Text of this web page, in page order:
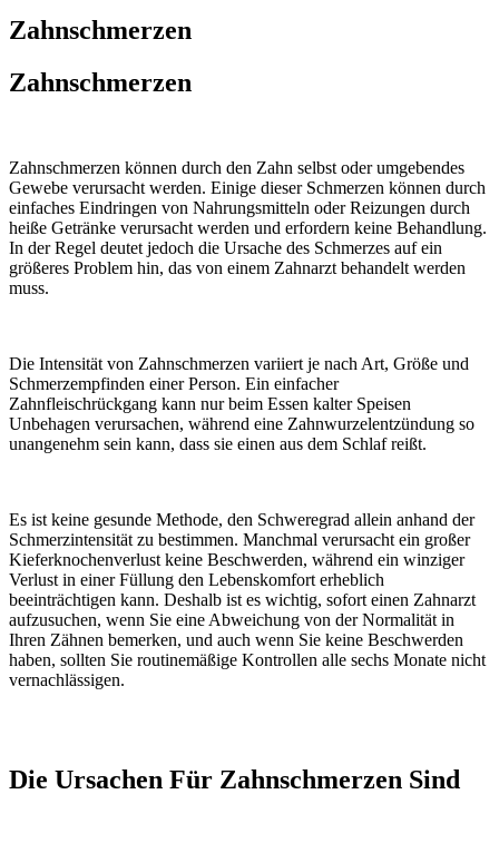
Zahnschmerzen
Zahnschmerzen
Zahnschmerzen können durch den Zahn selbst oder umgebendes
Gewebe verursacht werden. Einige dieser Schmerzen können durch
einfaches Eindringen von Nahrungsmitteln oder Reizungen durch
heiße Getränke verursacht werden und erfordern keine Behandlung.
In der Regel deutet jedoch die Ursache des Schmerzes auf ein
größeres Problem hin, das von einem Zahnarzt behandelt werden
muss.
Die Intensität von Zahnschmerzen variiert je nach Art, Größe und
Schmerzempfinden einer Person. Ein einfacher
Zahnfleischrückgang kann nur beim Essen kalter Speisen
Unbehagen verursachen, während eine Zahnwurzelentzündung so
unangenehm sein kann, dass sie einen aus dem Schlaf reißt.
Es ist keine gesunde Methode, den Schweregrad allein anhand der
Schmerzintensität zu bestimmen. Manchmal verursacht ein großer
Kieferknochenverlust keine Beschwerden, während ein winziger
Verlust in einer Füllung den Lebenskomfort erheblich
beeinträchtigen kann. Deshalb ist es wichtig, sofort einen Zahnarzt
aufzusuchen, wenn Sie eine Abweichung von der Normalität in
Ihren Zähnen bemerken, und auch wenn Sie keine Beschwerden
haben, sollten Sie routinemäßige Kontrollen alle sechs Monate nicht
vernachlässigen.
Die Ursachen Für Zahnschmerzen Sind